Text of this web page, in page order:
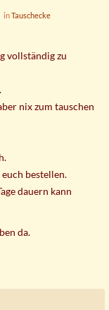
inTauschecke
vollständig zu
nix zum tauschen
bestellen.
dauern kann
da.